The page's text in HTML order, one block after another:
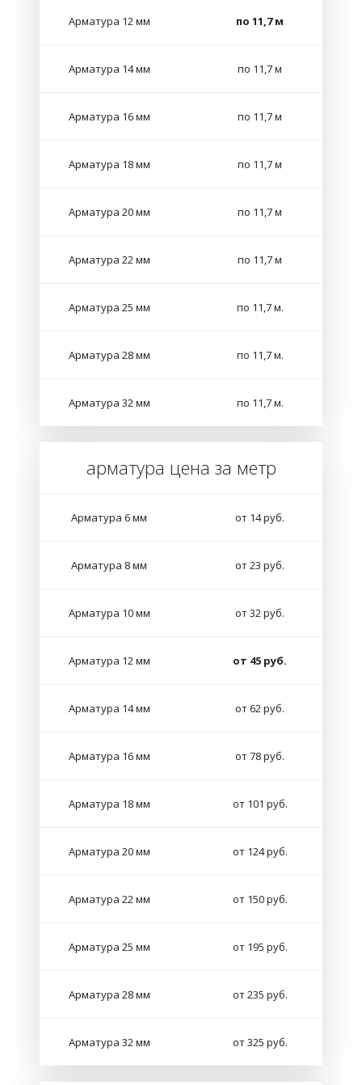
Арматура 12 мм по 11,7 м
Арматура 14 мм по 11,7 м
Арматура 16 мм по 11,7 м
Арматура 18 мм по 11,7 м
Арматура 20 мм по 11,7 м
Арматура 22 мм по 11,7 м
Арматура 25 мм по 11,7 м.
Арматура 28 мм по 11,7 м.
Арматура 32 мм по 11,7 м.
арматура цена за метр
Арматура 6 мм от 14 руб.
Арматура 8 мм от 23 руб.
Арматура 10 мм от 32 руб.
Арматура 12 мм от 45 руб.
Арматура 14 мм от 62 руб.
Арматура 16 мм от 78 руб.
Арматура 18 мм от 101 руб.
Арматура 20 мм от 124 руб.
Арматура 22 мм от 150 руб.
Арматура 25 мм от 195 руб.
Арматура 28 мм от 235 руб.
Арматура 32 мм от 325 руб.